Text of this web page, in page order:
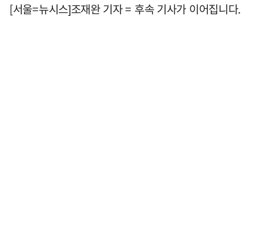
[서울=뉴시스]조재완 기자 = 후속 기사가 이어집니다.